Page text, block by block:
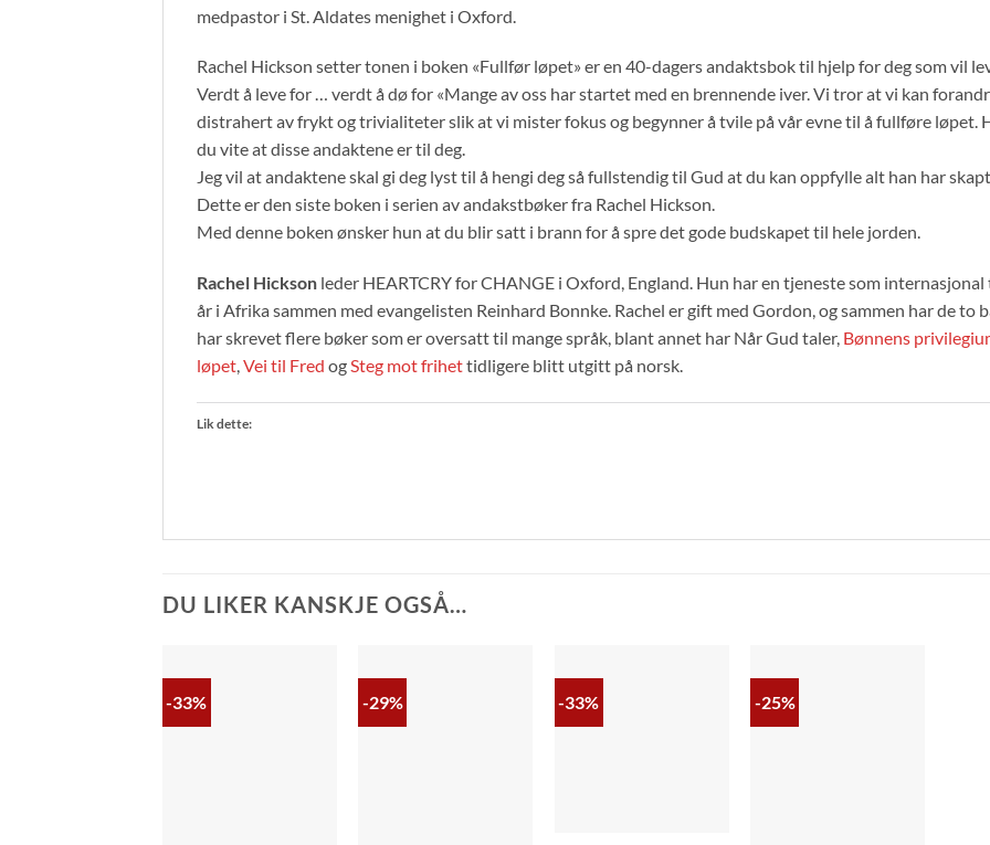
medpastor i St. Aldates menighet i Oxford.
Rachel Hickson setter tonen i boken «Fullfør løpet» er en 40-dagers andaktsbok til hjelp for deg som vil
Verdt å leve for … verdt å dø for «Mange av oss har startet med en brennende iver. Vi tror at vi kan
distrahert av frykt og trivialiteter slik at vi mister fokus og begynner å tvile på vår evne til å fullføre løpet.
du vite at disse andaktene er til deg.
Jeg vil at andaktene skal gi deg lyst til å hengi deg så fullstendig til Gud at du kan oppfylle alt han har
Dette er den siste boken i serien av andakstbøker fra Rachel Hickson.
Med denne boken ønsker hun at du blir satt i brann for å spre det gode budskapet til hele jorden.
Rachel Hickson leder HEARTCRY for CHANGE i Oxford, England. Hun har en tjeneste som
år i Afrika sammen med evangelisten Reinhard Bonnke. Rachel er gift med Gordon, og sammen har de to
har skrevet flere bøker som er oversatt til mange språk, blant annet har Når Gud taler, Bønnens
løpet,Vei til Fred ogSteg mot frihettidligere blitt utgitt på norsk.
Lik dette:
DU LIKER KANSKJE OGSÅ…
-33% -29% -33% -25%